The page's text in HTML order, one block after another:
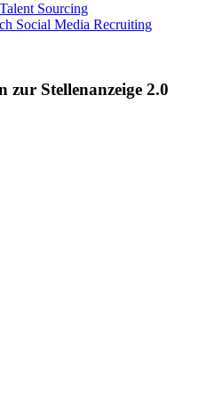
Sourcing
Social Media Recruiting
zur Stellenanzeige 2.0